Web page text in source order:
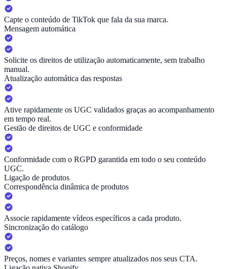
Capte o conteúdo de TikTok que fala da sua marca.
Mensagem automática
Solicite os direitos de utilização automaticamente, sem trabalho
manual.
Atualização automática das respostas
Ative rapidamente os UGC validados graças ao acompanhamento
em tempo real.
Gestão de direitos de UGC e conformidade
Conformidade com o RGPD garantida em todo o seu conteúdo
UGC.
Ligação de produtos
Correspondência dinâmica de produtos
Associe rapidamente vídeos específicos a cada produto.
Sincronização do catálogo
Preços, nomes e variantes sempre atualizados nos seus CTA.